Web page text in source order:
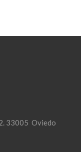
33005 Oviedo